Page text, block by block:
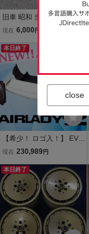
旧車 昭和 当時物 S30 S31
フェアレディZ 日産純正
バー ルーバー S30Z S31Z
HS30Z 240Z PS30Z Z432
現在 6,000 円
本日終了
【希少！ ロゴ入！】 EVA
S30 フェアレディZ 240Z
パー ライトケース S30Z
旧車 当時物 激安魔王 外装
部品 FRP製
現在 230,989円
本日終了
close